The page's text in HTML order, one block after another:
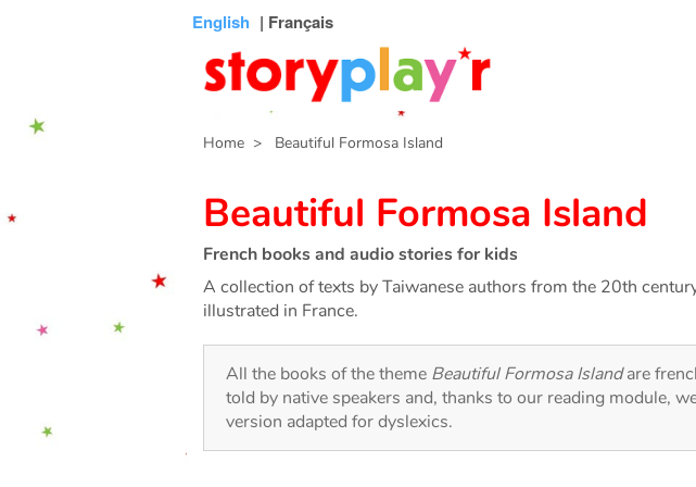
English | Français
Home > Beautiful Formosa Island
Beautiful Formosa Island
French books and audio stories for kids
A collection of texts by Taiwanese authors from the 20th
illustrated in France.
All the books of the theme Beautiful Formosa Islandare
told by native speakers and, thanks to our reading module,
version adapted for dyslexics.